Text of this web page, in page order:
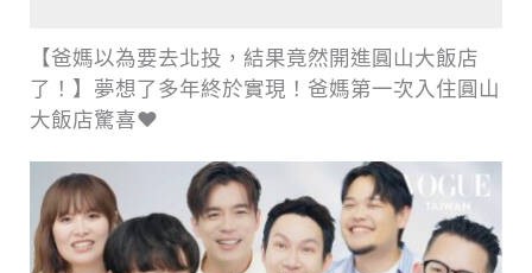
【爸媽以為要去北投，結果竟然開進圓山大飯店
了！】夢想了多年終於實現！爸媽第一次入住圓山
大飯店驚喜❤️